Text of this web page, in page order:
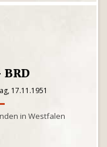
BRD
17.11.1951
in Westfalen